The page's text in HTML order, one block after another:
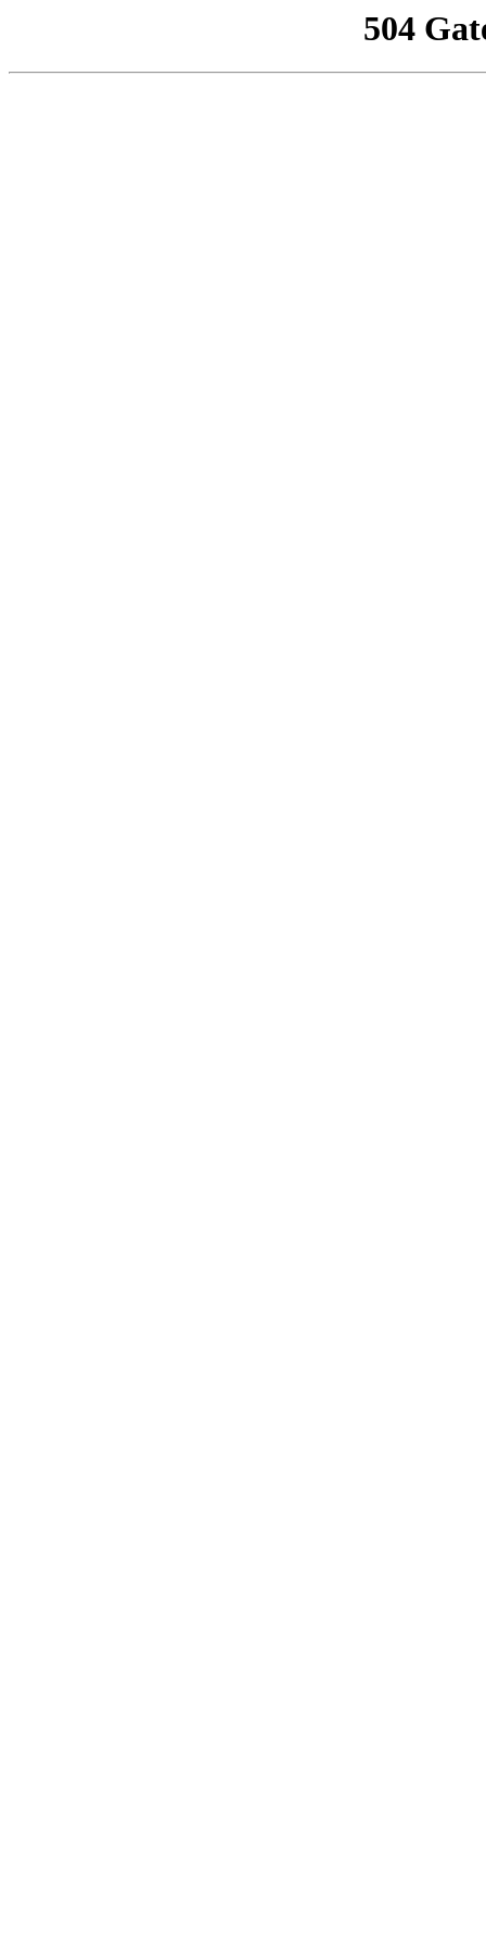
504